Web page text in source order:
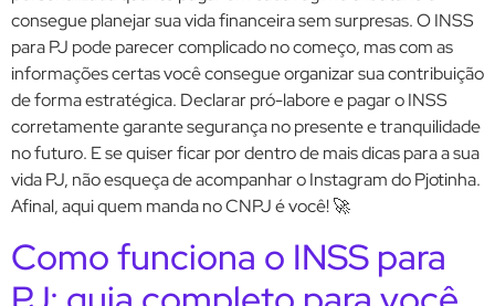
consegue planejar sua vida financeira sem surpresas. O INSS
para PJ pode parecer complicado no começo, mas com as
informações certas você consegue organizar sua contribuição
de forma estratégica. Declarar pró-labore e pagar o INSS
corretamente garante segurança no presente e tranquilidade
no futuro. E se quiser ficar por dentro de mais dicas para a sua
vida PJ, não esqueça de acompanhar o Instagram do Pjotinha.
Afinal, aqui quem manda no CNPJ é você! 🚀
Como funciona o INSS para